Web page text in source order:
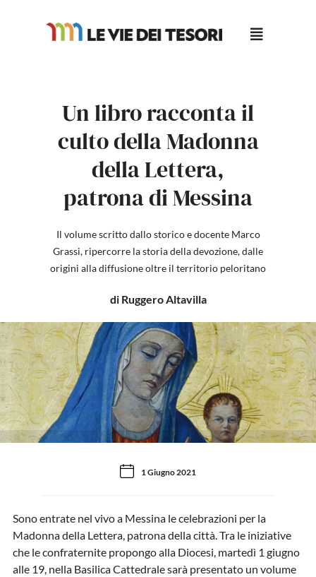
Un libro racconta il
culto della Madonna
della Lettera,
patrona di Messina
Il volume scritto dallo storico e docente Marco
Grassi, ripercorre la storia della devozione, dalle
origini alla diffusione oltre il territorio peloritano
di Ruggero Altavilla
1 Giugno 2021
Sono entrate nel vivo a Messina le celebrazioni per la
Madonna della Lettera, patrona della città. Tra le iniziative
che le confraternite propongo alla Diocesi, martedì 1 giugno
alle 19, nella Basilica Cattedrale sarà presentato un volume